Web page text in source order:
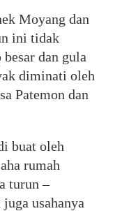
Moyang dan
ini tidak
dan gula
diminati oleh
Patemon dan
buat oleh
rumah
turun –
usahanya